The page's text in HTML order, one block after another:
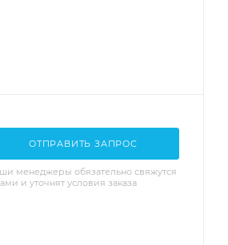
ОТПРАВИТЬ ЗАПРОС
менеджеры обязательно свяжутся
и уточнят условия заказа